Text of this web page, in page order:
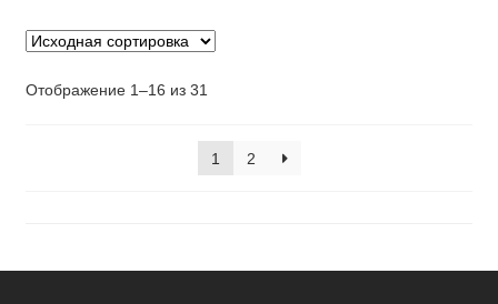
Отображение 1–16 из 31
1 2